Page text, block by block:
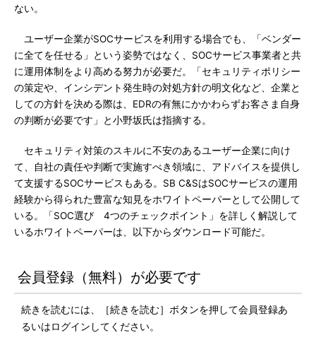
ない。
ユーザー企業がSOCサービスを利用する場合でも、「ベンダー
に全てを任せる」という姿勢ではなく、SOCサービス事業者と共
に運用体制をより高める努力が必要だ。「セキュリティポリシー
の策定や、インシデント発生時の対処方針の明文化など、企業と
しての方針を決める際は、EDRの有無にかかわらずお客さま自身
の判断が必要です」と小野坂氏は指摘する。
セキュリティ対策のスキルに不安のあるユーザー企業に向け
て、自社の責任や判断で実施すべき領域に、アドバイスを提供し
て支援するSOCサービスもある。SB C&SはSOCサービスの運用
経験から得られた豊富な知見をホワイトペーパーとして公開して
いる。「SOC選び 4つのチェックポイント」を詳しく解説して
いるホワイトペーパーは、以下からダウンロード可能だ。
会員登録（無料）が必要です
続きを読むには、［続きを読む］ボタンを押して会員登録あ
るいはログインしてください。